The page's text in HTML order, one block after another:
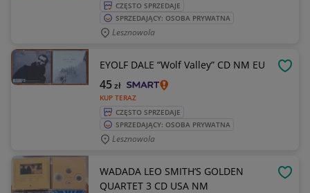
CZĘSTO SPRZEDAJE
SPRZEDAJĄCY: OSOBA PRYWATNA
Lesznowola
EYOLF DALE “Wolf Valley” CD NM EU
KUP TERAZ
45zł
CZĘSTO SPRZEDAJE
SPRZEDAJĄCY: OSOBA PRYWATNA
Lesznowola
WADADA LEO SMITH’S GOLDEN
QUARTET 3 CD USA NM